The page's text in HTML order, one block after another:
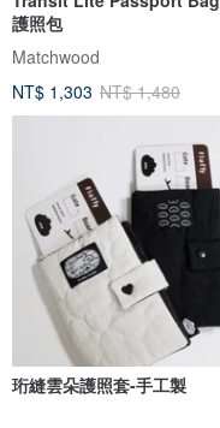
護照包
Matchwood
NT$ 1,303 NT$ 1,480
珩縫雲朵護照套-手工製